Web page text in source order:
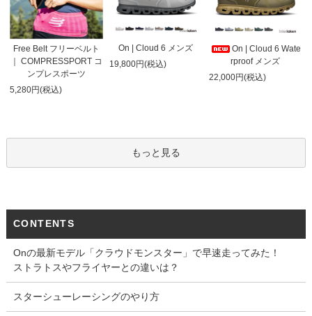
Free Belt フリーベルト
｜ COMPRESSPORT コ
ンプレスポーツ
5,280円(税込)
On | Cloud 6 メンズ
19,800円(税込)
On | Cloud 6 Wate
rproof メンズ
22,000円(税込)
もっと見る
CONTENTS
Onの最新モデル「クラウドモンスター」で早速走ってみた！
ストラトスやフライヤーとの違いは？
スターシューレーシングのやり方